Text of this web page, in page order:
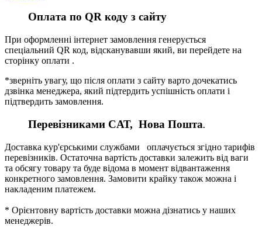
Оплата по QR коду з сайту
При оформленні інтернет замовлення генерується
спеціальний QR код, відсканувавши який, ви перейдете на
сторінку оплати .
*зверніть увагу, що після оплати з сайту варто дочекатись
дзвінка менеджера, який підтердить успішність оплати і
підтвердить замовлення.
Перевізниками CАТ, Нова Пошта.
Доставка кур'єрськими службами оплачується згідно тарифів
перевізників. Остаточна вартість доставки залежить від ваги
та обсягу товару та буде відома в момент відвантаження
конкретного замовлення. Замовити крайку також можна і
накладеним платежем.
* Орієнтовну вартість доставки можна дізнатись у наших
менеджерів.